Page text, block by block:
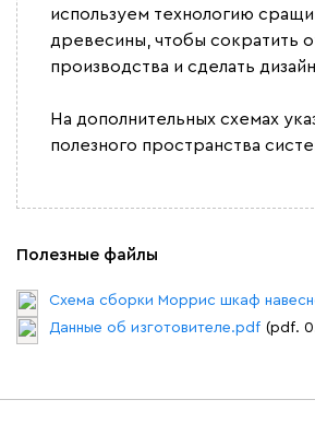
используем технологию
древесины, чтобы сократить
производства и сделать
На дополнительных схемах
полезного пространства
Полезные файлы
Данные об изготовителе.pdf (pdf.